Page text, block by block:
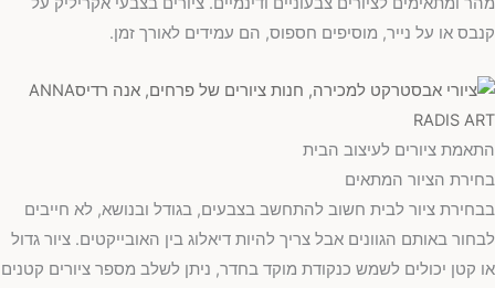
קנבס או על נייר, מוסיפים חספוס, הם עמידים לאורך זמן.
התאמת ציורים לעיצוב הבית
בחירת הציור המתאים
בבחירת ציור לבית חשוב להתחשב בצבעים, בגודל ובנושא, לא חייבים
לבחור באותם הגוונים אבל צריך להיות דיאלוג בין האובייקטים. ציור גדול
או קטן יכולים לשמש כנקודת מוקד בחדר, ניתן לשלב מספר ציורים קטנים